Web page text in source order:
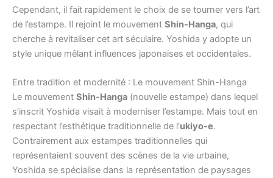
Cependant, il fait rapidement le choix de se tourner vers l’art
de l’estampe. Il rejoint le mouvement Shin-Hanga, qui
cherche à revitaliser cet art séculaire. Yoshida y adopte un
style unique mêlant influences japonaises et occidentales.
Entre tradition et modernité : Le mouvement Shin-Hanga
Le mouvement Shin-Hanga (nouvelle estampe) dans lequel
s’inscrit Yoshida visait à moderniser l’estampe. Mais tout en
respectant l’esthétique traditionnelle de l’ukiyo-e.
Contrairement aux estampes traditionnelles qui
représentaient souvent des scènes de la vie urbaine,
Yoshida se spécialise dans la représentation de paysages